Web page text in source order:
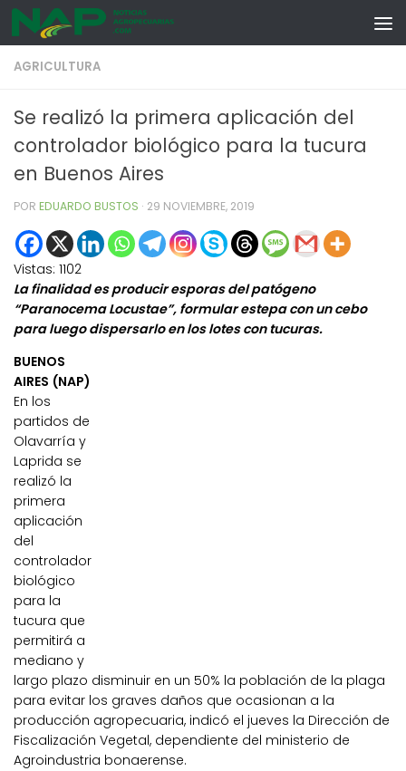
Skip to content
AGRICULTURA
Se realizó la primera aplicación del
controlador biológico para la tucura
en Buenos Aires
POR EDUARDO BUSTOS · 29 NOVIEMBRE, 2019
Vistas: 1102
La finalidad es producir esporas del patógeno
“Paranocema Locustae”, formular estepa con un cebo
para luego dispersarlo en los lotes con tucuras.
BUENOS
AIRES (NAP)
En los
partidos de
Olavarría y
Laprida se
realizó la
primera
aplicación
del
controlador
biológico
para la
tucura que
permitirá a
mediano y
largo plazo disminuir en un 50% la población de la plaga
para evitar los graves daños que ocasionan a la
producción agropecuaria, indicó el jueves la Dirección de
Fiscalización Vegetal, dependiente del ministerio de
Agroindustria bonaerense.